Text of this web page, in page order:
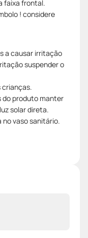
faixa frontal.
! considere
a causar irritação
suspender o
crianças.
do produto manter
solar direta.
no vaso sanitário.